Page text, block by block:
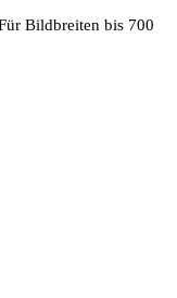
Bildbreiten bis 700